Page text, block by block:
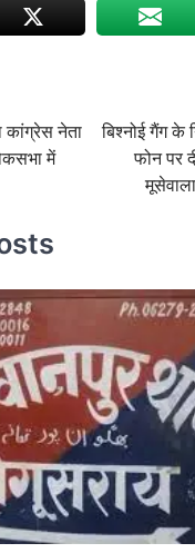
कांग्रेस नेता
में
बिश्नोई गैंग के
फोन पर